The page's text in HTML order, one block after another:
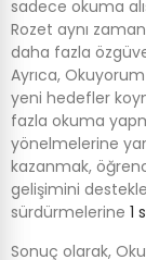
sadece okuma
Rozet aynı
daha fazla
Ayrıca,
yeni hedefler
fazla okuma
yönelmelerine
kazanmak,
gelişimini
sürdürmelerine 1
Sonuç olarak,